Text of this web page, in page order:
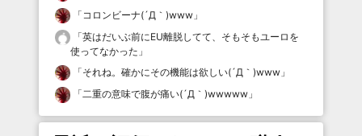
「コロンビーナ(´Д｀)www 」
「英はだいぶ前にEU離脱してて、そもそもユーロを
使ってなかった 」
「それね。確かにその機能は欲しい(´Д｀)www 」
「二重の意味で腹が痛い(´Д｀)wwwww 」